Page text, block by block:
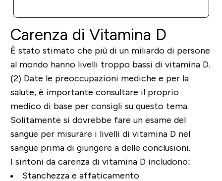
Carenza di Vitamina D
È stato stimato che più di un miliardo di persone
al mondo hanno livelli troppo bassi di vitamina D.
(2) Date le preoccupazioni mediche e per la
salute, è importante consultare il proprio
medico di base per consigli su questo tema.
Solitamente si dovrebbe fare un esame del
sangue per misurare i livelli di vitamina D nel
sangue prima di giungere a delle conclusioni.
I sintoni da carenza di vitamina D includono:
Stanchezza e affaticamento